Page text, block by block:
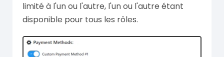
limité à l'un ou l'autre, l'un ou l'autre étant
disponible pour tous les rôles.